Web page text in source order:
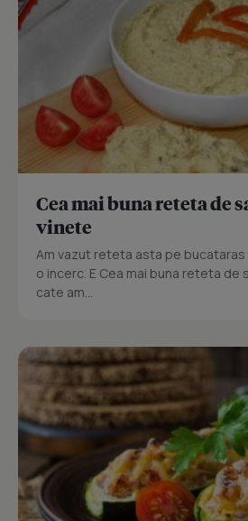
Cea mai buna reteta de
vinete
Am vazut reteta asta pe bucataras
o incerc. E Cea mai buna reteta de
cate am...